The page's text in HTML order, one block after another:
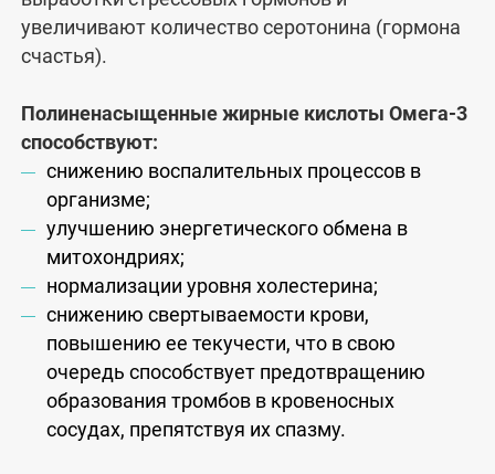
увеличивают количество серотонина (гормона
счастья).
Полиненасыщенные жирные кислоты Омега-3
способствуют:
снижению воспалительных процессов в
организме;
улучшению энергетического обмена в
митохондриях;
нормализации уровня холестерина;
снижению свертываемости крови,
повышению ее текучести, что в свою
очередь способствует предотвращению
образования тромбов в кровеносных
сосудах, препятствуя их спазму.